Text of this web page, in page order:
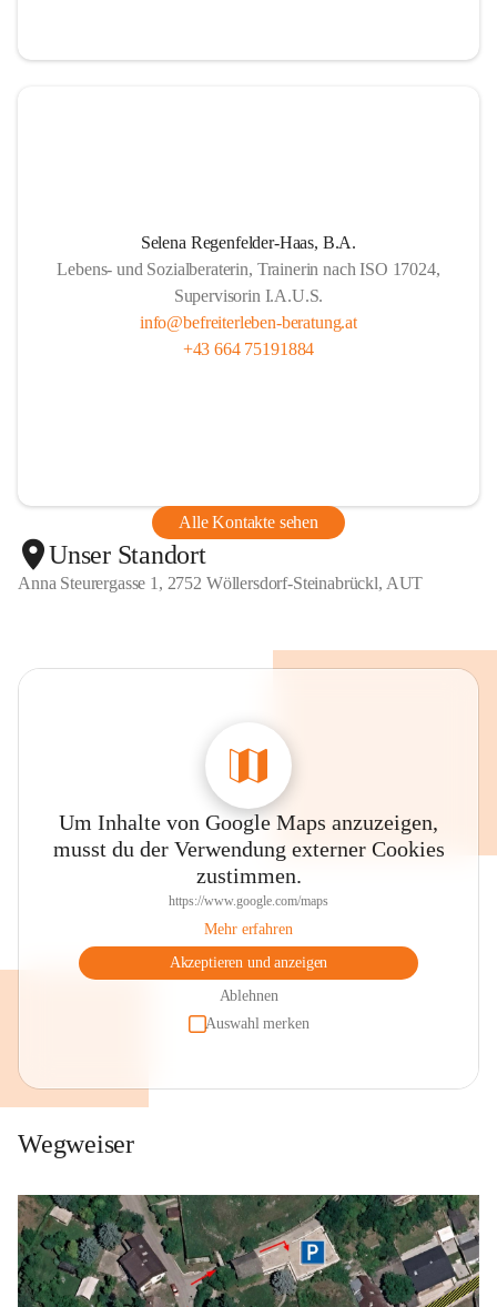
Selena Regenfelder-Haas, B.A.
Lebens- und Sozialberaterin, Trainerin nach ISO 17024,
Supervisorin I.A.U.S.
info@befreiterleben-beratung.at
+43 664 75191884
Alle Kontakte sehen
Unser Standort
Anna Steurergasse 1, 2752 Wöllersdorf-Steinabrückl, AUT
Um Inhalte von Google Maps anzuzeigen,
musst du der Verwendung externer Cookies
zustimmen.
https://www.google.com/maps
Mehr erfahren
Akzeptieren und anzeigen
Ablehnen
Auswahl merken
Wegweiser